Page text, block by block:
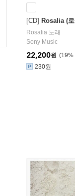
[CD] Rosalia (
Rosalia 노래
Sony Music
19%
22,200원
230원